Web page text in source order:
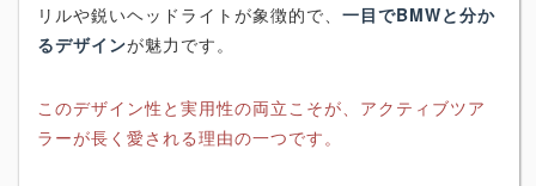
リルや鋭いヘッドライトが象徴的で、 一目でBMWと分か
るデザインが魅力です。
このデザイン性と実用性の両立こそが、アクティブツア
ラーが長く愛される理由の一つです。